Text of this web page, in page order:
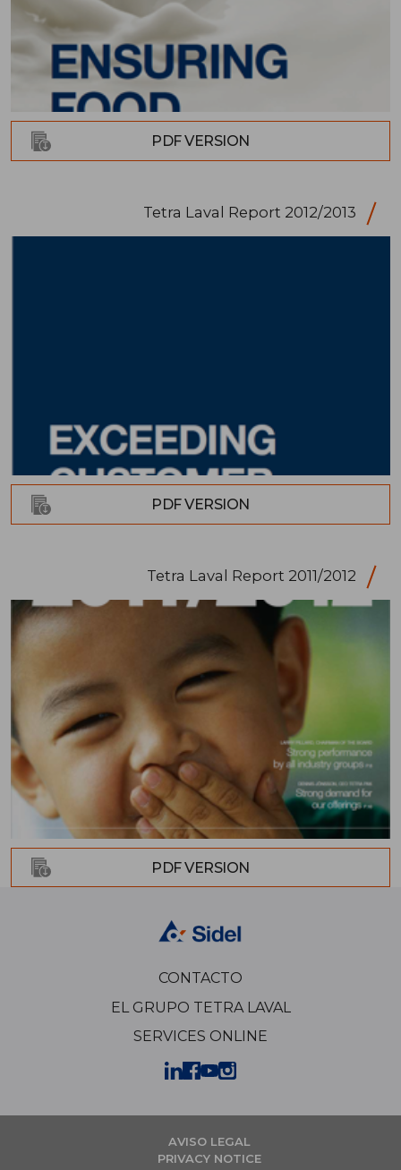
PDF VERSION
Tetra Laval Report 2012/2013
PDF VERSION
Tetra Laval Report 2011/2012
PDF VERSION
CONTACTO
EL GRUPO TETRA LAVAL
SERVICES ONLINE
AVISO LEGAL
PRIVACY NOTICE